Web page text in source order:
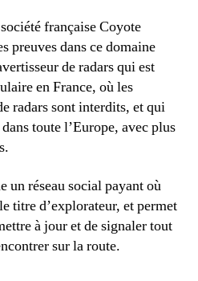
française Coyote
preuves dans ce domaine
de radars qui est
en France, où les
radars sont interdits, et qui
toute l’Europe, avec plus
un réseau social payant où
titre d’explorateur, et permet
à jour et de signaler tout
sur la route.